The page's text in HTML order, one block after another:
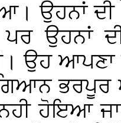
ਉਹਨਾਂ ਦੀ
ਉਹਨਾਂ
ਉਹ
ਭਰਪੂਰ
ਹੋਇਆ ਜਾ